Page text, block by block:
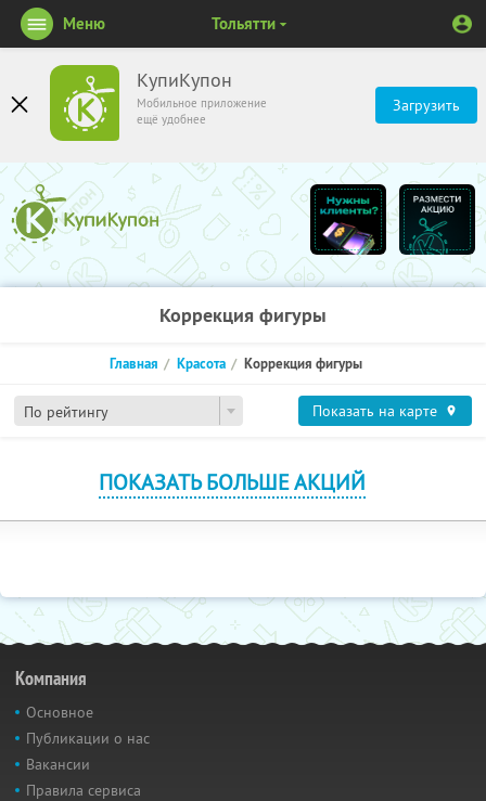
КупиКупон
Мобильное приложение
ещё удобнее
Загрузить
Меню Тольятти
Коррекция фигуры
По рейтингу
Главная Красота Коррекция фигуры
Показать на карте
ПОКАЗАТЬ БОЛЬШЕ АКЦИЙ
Компания
Основное
Публикации о нас
Вакансии
Правила сервиса